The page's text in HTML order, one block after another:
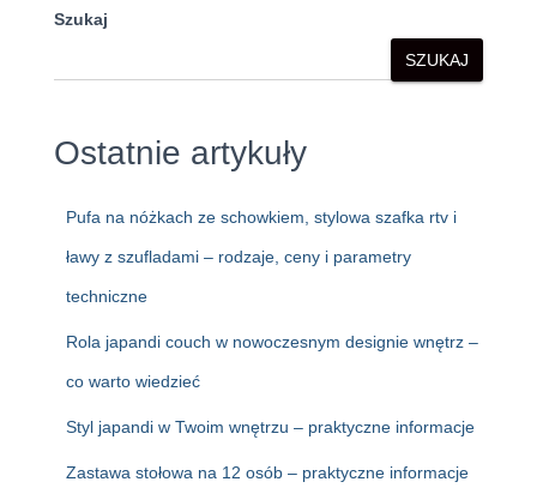
Szukaj
SZUKAJ
Ostatnie artykuły
Pufa na nóżkach ze schowkiem, stylowa szafka rtv i
ławy z szufladami – rodzaje, ceny i parametry
techniczne
Rola japandi couch w nowoczesnym designie wnętrz –
co warto wiedzieć
Styl japandi w Twoim wnętrzu – praktyczne informacje
Zastawa stołowa na 12 osób – praktyczne informacje